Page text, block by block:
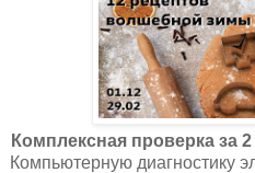
Комплексная проверка за
Компьютерную диагностику